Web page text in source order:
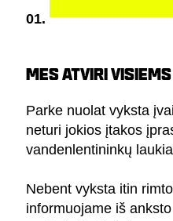
01.
MES ATVIRI
Parke nuolat vyksta
neturi jokios įtakos
vandenlentininkų
Nebent vyksta itin
informuojame iš